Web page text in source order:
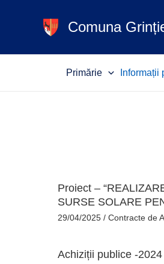
Comuna
Primărie Informații
Proiect –
SURSE SOLARE
29/04/2025 / Contracte de
Achiziții publice -2024